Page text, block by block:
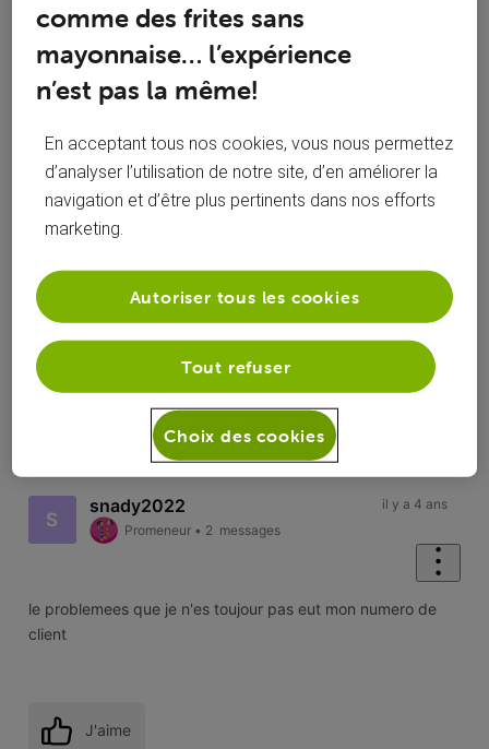
Réponses
Oldest First
Selected
Oldest
First
S
snady2022
Promeneur • 2 messages
il y a 4 ans
le problemees que je n'es toujour pas eut mon numero de
client
J'aime
comme des frites sans
mayonnaise… l’expérience
n’est pas la même!
En acceptant tous nos cookies, vous nous permettez
d’analyser l’utilisation de notre site, d’en améliorer la
navigation et d’être plus pertinents dans nos efforts
marketing.
Tout refuser
Autoriser tous les cookies
Choix des cookies